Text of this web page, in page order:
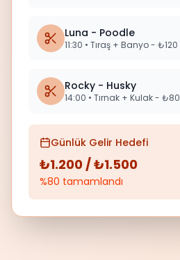
Luna - Poodle
11:30 • Tıraş + Banyo - ₺120
Rocky - Husky
14:00 • Tırnak + Kulak - ₺80
Günlük Gelir Hedefi
₺1.200 / ₺1.500
%80 tamamlandı